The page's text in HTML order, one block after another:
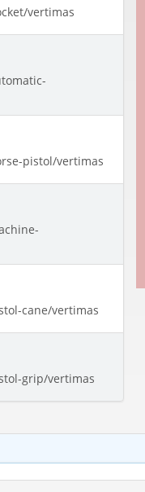
vertimas
pistol/vertimas
cane/vertimas
grip/vertimas